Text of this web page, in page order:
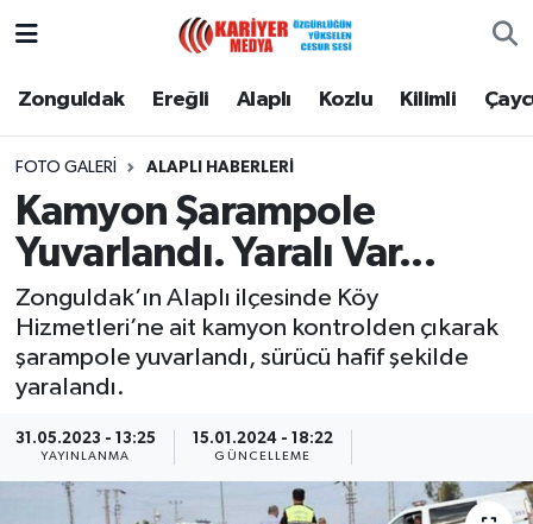
Zonguldak Ereğli Alaplı Kozlu Kilimli
FOTO GALERI ALAPLI HABERLERI
Kamyon Şarampole
Yuvarlandı. Yaralı Var...
Zonguldak’ın Alaplı ilçesinde Köy
Hizmetleri’ne ait kamyon kontrolden çıkarak
şarampole yuvarlandı, sürücü hafif şekilde
yaralandı.
31.05.2023 - 13:25
YAYINLANMA
15.01.2024 - 18:22
GÜNCELLEME
Zonguldak
Alaplı
Kozlu
Kilimli
Çaycuma
Gökçebey
Devrek
Zonguldak Nöbetçi Eczaneler
Zonguldak Namaz Vakitleri
Zonguldak Trafik Yoğunluk Haritası
Puan Durumu ve Fikstür
Tüm Manşetler
Son Dakika Haberleri
Haber Arşivi